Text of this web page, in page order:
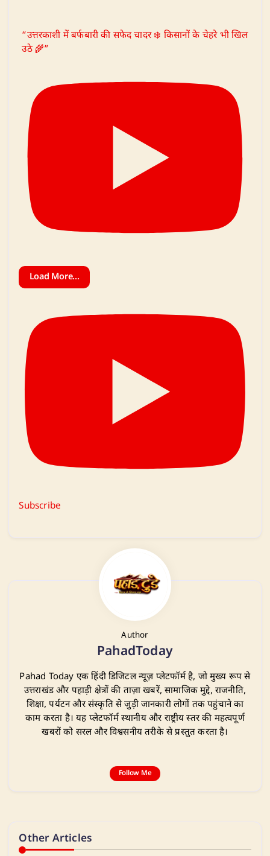
“उत्तरकाशी में बर्फबारी की सफेद चादर ❄️ किसानों के चेहरे भी खिल
उठे 🌾”
Load More...
Subscribe
Author
PahadToday
Pahad Today एक हिंदी डिजिटल न्यूज़ प्लेटफॉर्म है, जो मुख्य रूप से
उत्तराखंड और पहाड़ी क्षेत्रों की ताज़ा खबरें, सामाजिक मुद्दे, राजनीति,
शिक्षा, पर्यटन और संस्कृति से जुड़ी जानकारी लोगों तक पहुंचाने का
काम करता है। यह प्लेटफॉर्म स्थानीय और राष्ट्रीय स्तर की महत्वपूर्ण
खबरों को सरल और विश्वसनीय तरीके से प्रस्तुत करता है।
Follow Me
Other Articles